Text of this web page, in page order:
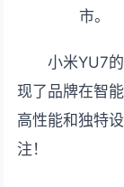
市。
小米YU7
现了品牌在智
高性能和独特
注！